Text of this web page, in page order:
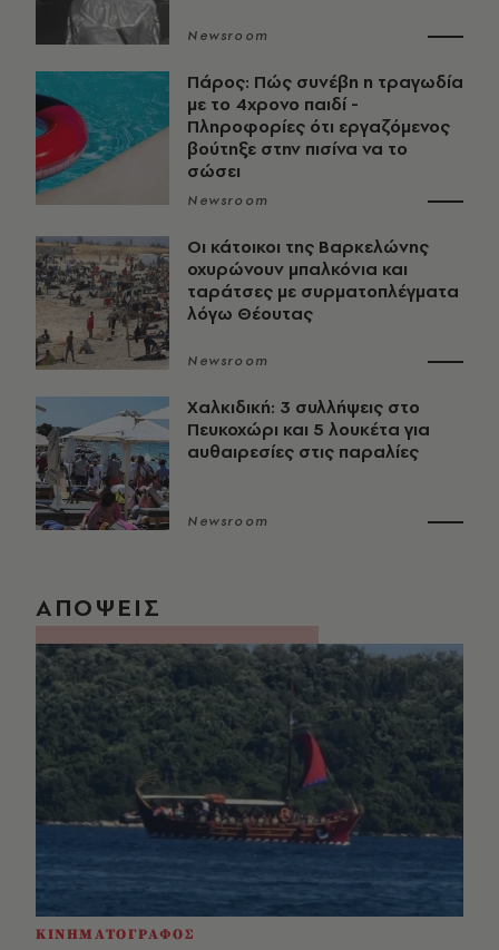
Newsroom
Πάρος: Πώς συνέβη η τραγωδία
με το 4χρονο παιδί -
Πληροφορίες ότι εργαζόμενος
βούτηξε στην πισίνα να το
σώσει
Newsroom
Οι κάτοικοι της Βαρκελώνης
οχυρώνουν μπαλκόνια και
ταράτσες με συρματοπλέγματα
λόγω Θέουτας
Newsroom
Χαλκιδική: 3 συλλήψεις στο
Πευκοχώρι και 5 λουκέτα για
αυθαιρεσίες στις παραλίες
Newsroom
ΑΠΟΨΕΙΣ
ΚΙΝΗΜΑΤΟΓΡΑΦΟΣ